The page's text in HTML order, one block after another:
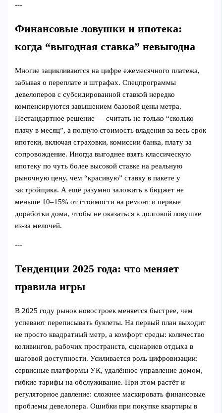
---
Финансовые ловушки и ипотека:
когда “выгодная ставка” невыгодна
Многие зацикливаются на цифре ежемесячного платежа,
забывая о переплате и штрафах. Спецпрограммы
девелоперов с субсидированной ставкой нередко
компенсируются завышением базовой цены метра.
Нестандартное решение — считать не только “сколько
плачу в месяц”, а полную стоимость владения за весь срок
ипотеки, включая страховки, комиссии банка, плату за
сопровождение. Иногда выгоднее взять классическую
ипотеку по чуть более высокой ставке на реальную
рыночную цену, чем “красивую” ставку в пакете у
застройщика. А ещё разумно заложить в бюджет не
меньше 10–15% от стоимости на ремонт и первые
доработки дома, чтобы не оказаться в долговой ловушке
из-за мелочей.
---
Тенденции 2025 года: что меняет
правила игры
В 2025 году рынок новостроек меняется быстрее, чем
успевают переписывать буклеты. На первый план выходит
не просто квадратный метр, а комфорт среды: количество
коливингов, рабочих пространств, сценариев отдыха в
шаговой доступности. Усиливается роль цифровизации:
сервисные платформы УК, удалённое управление домом,
гибкие тарифы на обслуживание. При этом растёт и
регуляторное давление: сложнее маскировать финансовые
проблемы девелопера. Ошибки при покупке квартиры в